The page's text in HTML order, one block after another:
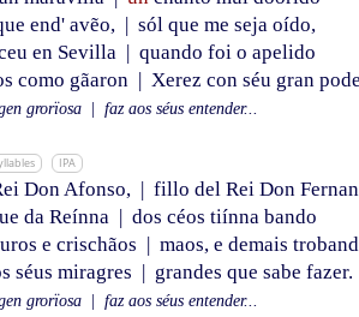
end' avẽo, | sól que me seja oído,
en Sevilla | quando foi o apelido
como gãaron | Xerez con séu gran
grorïosa faz aos séus entender...
IPA
Don Afonso, | fillo del Rei Don
da Reínna | dos céos tiínna bando
e crischãos | maos, e demais
séus miragres | grandes que sabe fazer.
grorïosa faz aos séus entender...